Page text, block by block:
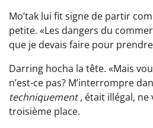
Mo’tak lui fit signe de partir
petite. «Les dangers du
que je devais faire pour prendre
Darring hocha la tête. «Mais
n’est-ce pas? M’interrompre
techniquement, était illégal, ne
troisième place.